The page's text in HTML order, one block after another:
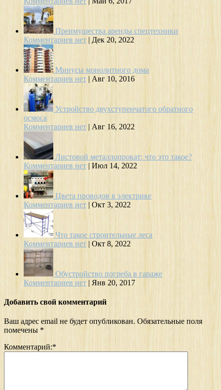
Преимущества аренды спецтехники
Комментариев нет | Дек 20, 2022
Минусы монолитного дома
Комментариев нет | Авг 10, 2016
Устройство двухступенчатого обратного
осмоса
Комментариев нет | Авг 16, 2022
Листовой металлопрокат: что это такое?
Комментариев нет | Июл 14, 2022
Цвета проводов в электрике
Комментариев нет | Окт 3, 2022
Что такое строительные леса
Комментариев нет | Окт 8, 2022
Обустройство погреба в гараже
Комментариев нет | Янв 20, 2017
Добавить свой комментарий
Ваш адрес email не будет опубликован. Обязательные поля
помечены *
Комментарий:*